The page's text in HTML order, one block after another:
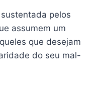
pelos
assumem um
que desejam
do seu mal-